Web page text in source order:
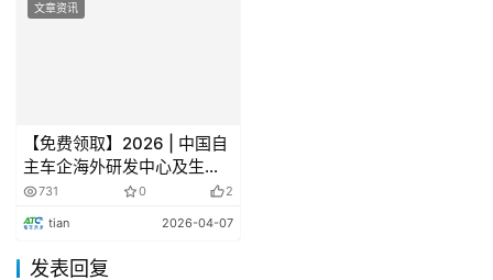
文章资讯
【免费领取】2026 | 中国自
主车企海外研发中心及生产
基地布局图-首发
731 0 2
tian 2026-04-07
发表回复